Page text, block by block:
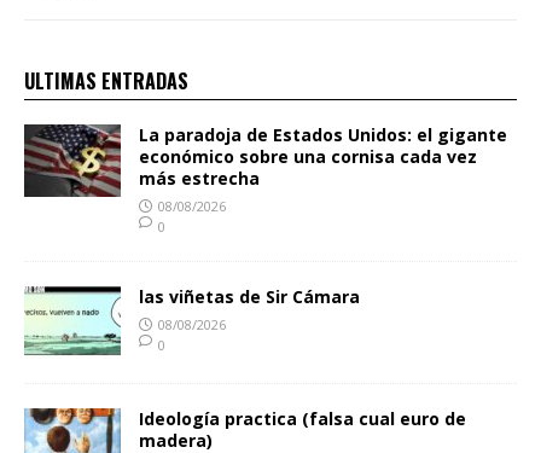
ULTIMAS ENTRADAS
La paradoja de Estados Unidos: el gigante
económico sobre una cornisa cada vez
más estrecha
08/08/2026
0
las viñetas de Sir Cámara
08/08/2026
0
Ideología practica (falsa cual euro de
madera)